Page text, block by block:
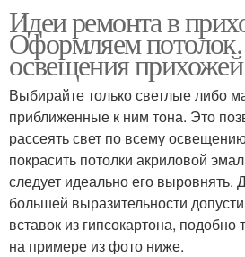
Идеи ремонта в
Оформляем
освещения прихожей
Выбирайте только светлые либо
приближенные к ним тона. Это
рассеять свет по всему
покрасить потолки акриловой
следует идеально его выровнять.
большей выразительности
вставок из гипсокартона, подобно
на примере из фото ниже.